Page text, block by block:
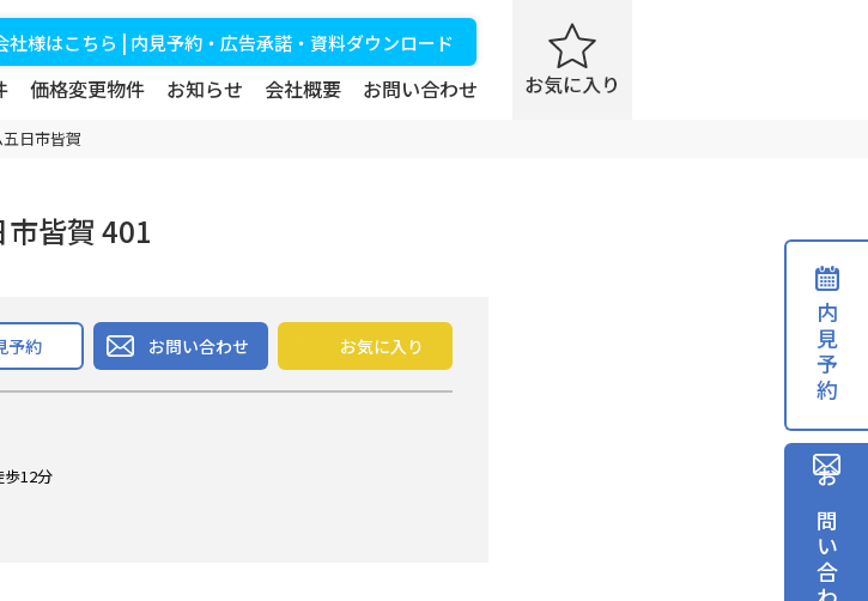
社様はこちら | 内見予約・広告承諾・資料ダウンロード
価格変更物件 お知らせ 会社概要 お問い合わせ
日市皆賀
皆賀 401
予約 お問い合わせ お気に入り
12分
内見予約
お問い合わせ